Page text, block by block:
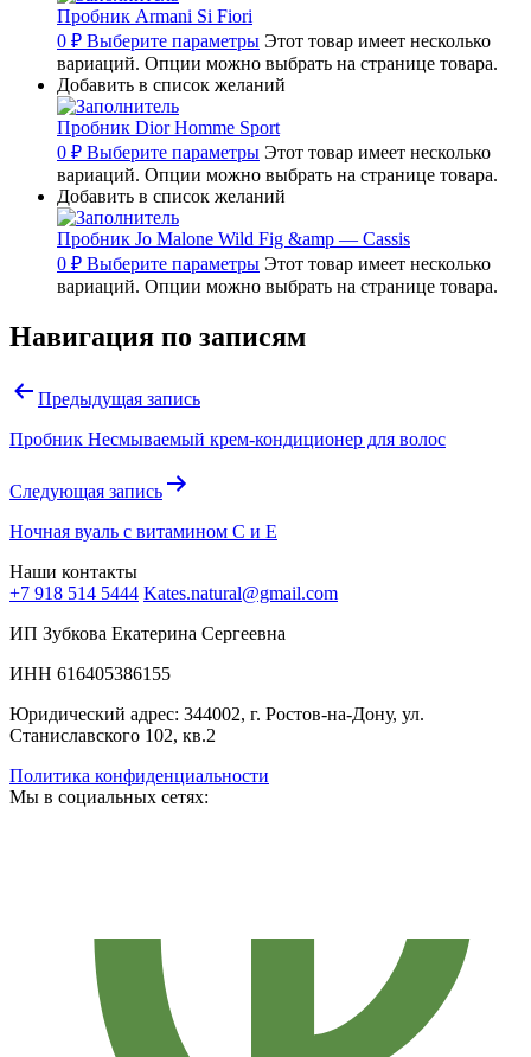
Пробник Armani Si Fiori
0 ₽ Выберите параметры Этот товар имеет несколько
вариаций. Опции можно выбрать на странице товара.
Добавить в список желаний
Пробник Dior Homme Sport
0 ₽ Выберите параметры Этот товар имеет несколько
вариаций. Опции можно выбрать на странице товара.
Добавить в список желаний
Пробник Jo Malone Wild Fig &amp — Cassis
0 ₽ Выберите параметры Этот товар имеет несколько
вариаций. Опции можно выбрать на странице товара.
Навигация по записям
Предыдущая запись
Пробник Несмываемый крем-кондиционер для волос
Следующая запись
Ночная вуаль с витамином С и Е
Наши контакты
+7 918 514 5444 Kates.natural@gmail.com
ИП Зубкова Екатерина Сергеевна
ИНН 616405386155
Юридический адрес: 344002, г. Ростов-на-Дону, ул.
Станиславского 102, кв.2
Политика конфиденциальности
Мы в социальных сетях: